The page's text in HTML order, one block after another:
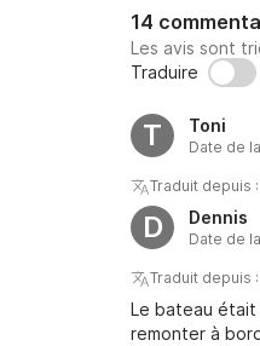
14
Les avis sont
Traduire
T Toni
Date de
Traduit depuis
D Dennis
Date de
Traduit depuis
Le bateau
remonter à